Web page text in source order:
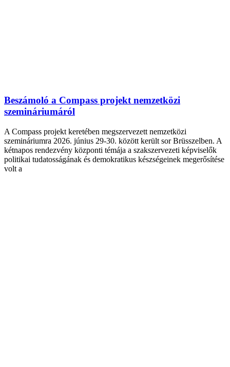
Beszámoló a Compass projekt nemzetközi
szemináriumáról
A Compass projekt keretében megszervezett nemzetközi
szemináriumra 2026. június 29-30. között került sor Brüsszelben. A
kétnapos rendezvény központi témája a szakszervezeti képviselők
politikai tudatosságának és demokratikus készségeinek megerősítése
volt a